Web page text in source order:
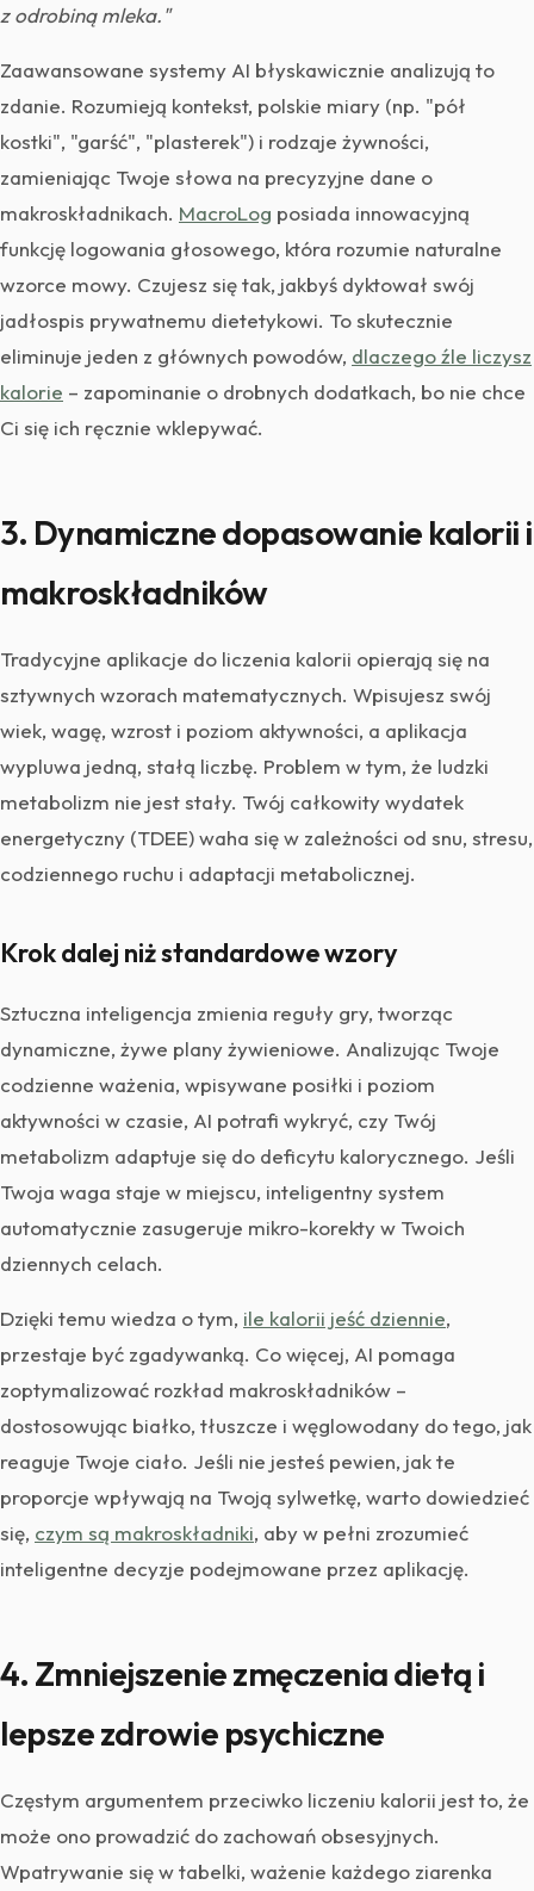
z odrobiną mleka."
Zaawansowane systemy AI błyskawicznie analizują to
zdanie. Rozumieją kontekst, polskie miary (np. "pół
kostki", "garść", "plasterek") i rodzaje żywności,
zamieniając Twoje słowa na precyzyjne dane o
makroskładnikach. MacroLog posiada innowacyjną
funkcję logowania głosowego, która rozumie naturalne
wzorce mowy. Czujesz się tak, jakbyś dyktował swój
jadłospis prywatnemu dietetykowi. To skutecznie
eliminuje jeden z głównych powodów, dlaczego źle liczysz
kalorie – zapominanie o drobnych dodatkach, bo nie chce
Ci się ich ręcznie wklepywać.
3. Dynamiczne dopasowanie kalorii i
makroskładników
Tradycyjne aplikacje do liczenia kalorii opierają się na
sztywnych wzorach matematycznych. Wpisujesz swój
wiek, wagę, wzrost i poziom aktywności, a aplikacja
wypluwa jedną, stałą liczbę. Problem w tym, że ludzki
metabolizm nie jest stały. Twój całkowity wydatek
energetyczny (TDEE) waha się w zależności od snu, stresu,
codziennego ruchu i adaptacji metabolicznej.
Krok dalej niż standardowe wzory
Sztuczna inteligencja zmienia reguły gry, tworząc
dynamiczne, żywe plany żywieniowe. Analizując Twoje
codzienne ważenia, wpisywane posiłki i poziom
aktywności w czasie, AI potrafi wykryć, czy Twój
metabolizm adaptuje się do deficytu kalorycznego. Jeśli
Twoja waga staje w miejscu, inteligentny system
automatycznie zasugeruje mikro-korekty w Twoich
dziennych celach.
Dzięki temu wiedza o tym, ile kalorii jeść dziennie,
przestaje być zgadywanką. Co więcej, AI pomaga
zoptymalizować rozkład makroskładników –
dostosowując białko, tłuszcze i węglowodany do tego, jak
reaguje Twoje ciało. Jeśli nie jesteś pewien, jak te
proporcje wpływają na Twoją sylwetkę, warto dowiedzieć
się, czym są makroskładniki, aby w pełni zrozumieć
inteligentne decyzje podejmowane przez aplikację.
4. Zmniejszenie zmęczenia dietą i
lepsze zdrowie psychiczne
Częstym argumentem przeciwko liczeniu kalorii jest to, że
może ono prowadzić do zachowań obsesyjnych.
Wpatrywanie się w tabelki, ważenie każdego ziarenka